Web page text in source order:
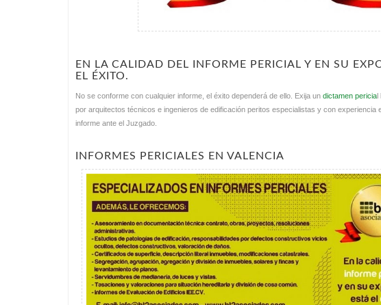
EN LA CALIDAD DEL INFORME PERICIAL Y EN SU
EL ÉXITO.
No se conforme con cualquier informe, el éxito dependerá de ello. Exija undictamen pericial
por arquitectos técnicos e ingenieros de edificación peritos especialistas y con experiencia
informe ante el Juzgado.
INFORMES PERICIALES EN VALENCIA